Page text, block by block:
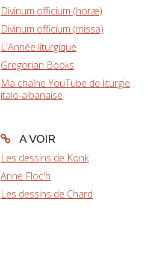
Divinum officium (horæ)
Divinum officium (missa)
L'Année liturgique
Gregorian Books
Ma chaîne YouTube de liturgie
italo-albanaise
A VOIR
Les dessins de Konk
Anne Floc'h
Les dessins de Chard